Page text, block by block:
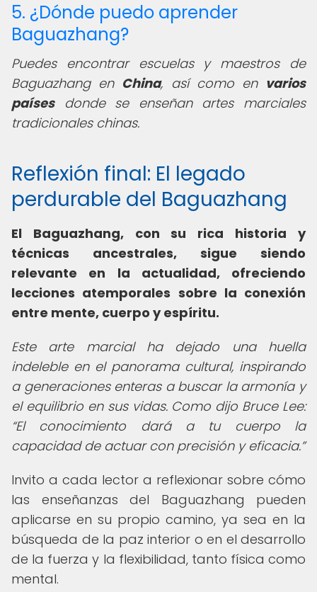
5. ¿Dónde puedo aprender
Baguazhang?
Puedes encontrar escuelas y maestros de
Baguazhang en China, así como en varios
paísesdonde se enseñan artes marciales
tradicionales chinas.
Reflexión final: El legado
perdurable del Baguazhang
El Baguazhang, con su rica historia y
técnicas ancestrales, sigue siendo
relevante en la actualidad, ofreciendo
lecciones atemporales sobre la conexión
entre mente, cuerpo y espíritu.
Este arte marcial ha dejado una huella
indeleble en el panorama cultural, inspirando
a generaciones enteras a buscar la armonía y
el equilibrio en sus vidas. Como dijo Bruce Lee:
El conocimiento dará a tu cuerpo la
capacidad de actuar con precisión y eficacia.
Invito a cada lector a reflexionar sobre cómo
las enseñanzas del Baguazhang pueden
aplicarse en su propio camino, ya sea en la
búsqueda de la paz interior o en el desarrollo
de la fuerza y la flexibilidad, tanto física como
mental.